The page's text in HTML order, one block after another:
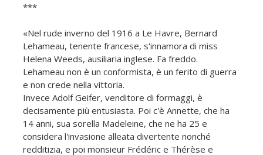
***
«Nel rude inverno del 1916 a Le Havre, Bernard
Lehameau, tenente francese, s'innamora di miss
Helena Weeds, ausiliaria inglese. Fa freddo.
Lehameau non è un conformista, è un ferito di guerra
e non crede nella vittoria.
Invece Adolf Geifer, venditore di formaggi, è
decisamente più entusiasta. Poi c'è Annette, che ha
14 anni, sua sorella Madeleine, che ne ha 25 e
considera l'invasione alleata divertente nonché
redditizia, e poi monsieur Frédéric e Thérèse e